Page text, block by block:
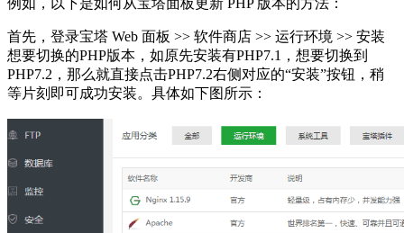
例如，以下是如何从宝塔面板更新 PHP 版本的方法：
首先，登录宝塔 Web 面板 >> 软件商店 >> 运行环境 >> 安装
想要切换的PHP版本，如原先安装有PHP7.1，想要切换到
PHP7.2，那么就直接点击PHP7.2右侧对应的“安装”按钮，稍
等片刻即可成功安装。具体如下图所示：